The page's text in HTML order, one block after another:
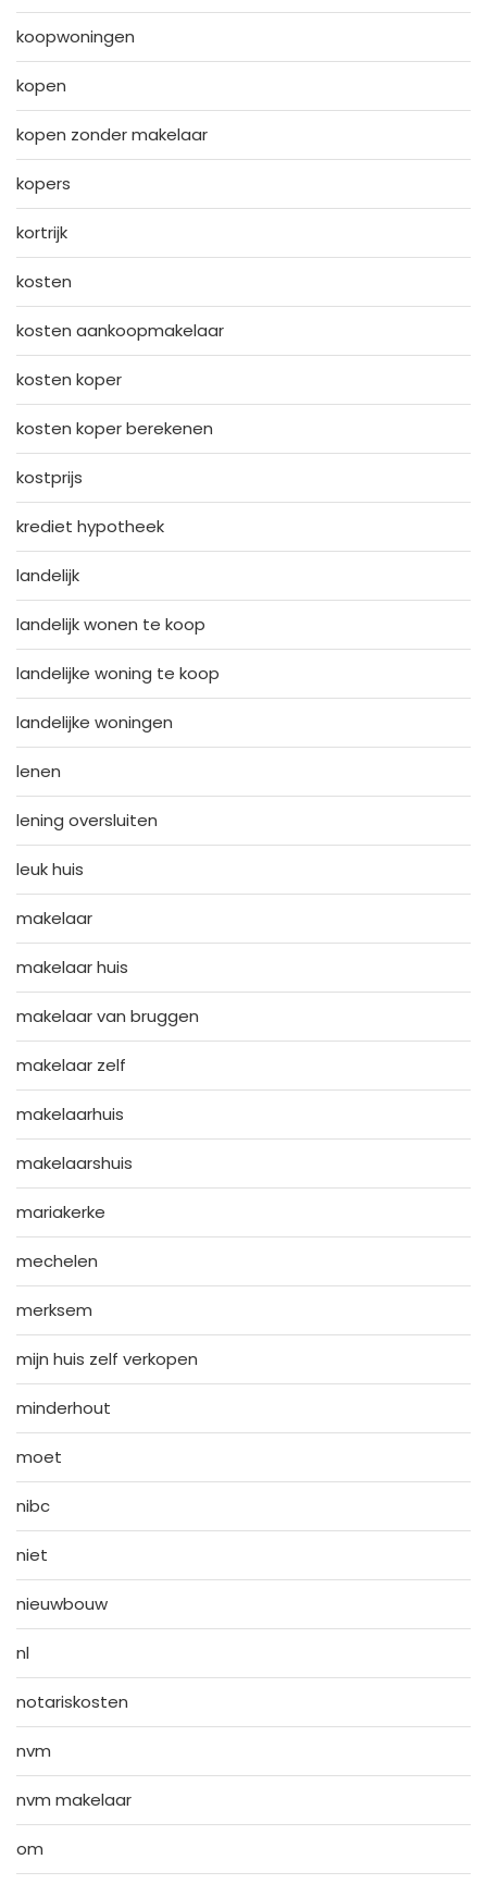
koopwoningen
kopen
kopen zonder makelaar
kopers
kortrijk
kosten
kosten aankoopmakelaar
kosten koper
kosten koper berekenen
kostprijs
krediet hypotheek
landelijk
landelijk wonen te koop
landelijke woning te koop
landelijke woningen
lenen
lening oversluiten
leuk huis
makelaar
makelaar huis
makelaar van bruggen
makelaar zelf
makelaarhuis
makelaarshuis
mariakerke
mechelen
merksem
mijn huis zelf verkopen
minderhout
moet
nibc
niet
nieuwbouw
nl
notariskosten
nvm
nvm makelaar
om